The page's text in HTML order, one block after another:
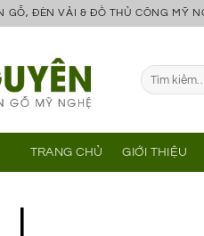
GỖ, ĐÈN VẢI & ĐỒ THỦ CÔNG MỸ
Tìm
kiếm:
TRANG CHỦ GIỚI THIỆU